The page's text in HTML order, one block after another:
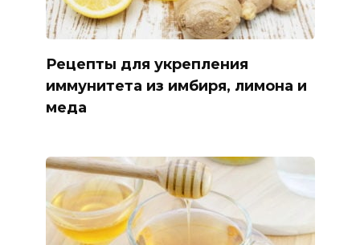
Рецепты для укрепления
иммунитета из имбиря, лимона и
меда